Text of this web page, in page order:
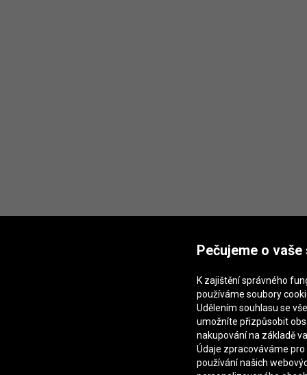
Pečujeme o
K zajištění správného
používáme soubory
Udělením souhlasu se
umožníte přizpůsobit
nakupování na základě
Údaje zpracováváme pro
používání našich